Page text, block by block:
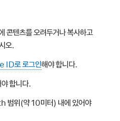
텐츠를 오려두거나 복사하고
오.
ID로 로그인해야 합니다.
합니다.
범위(약 10미터) 내에 있어야